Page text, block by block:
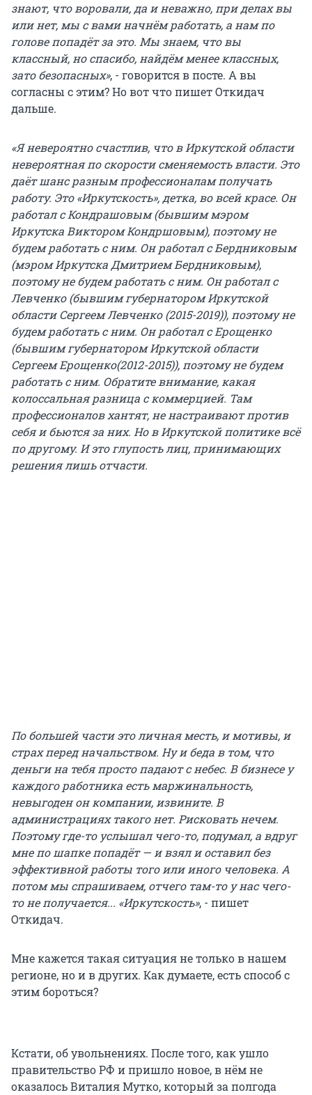
знают, что воровали, да и неважно, при делах вы
или нет, мы с вами начнём работать, а нам по
голове попадёт за это. Мы знаем, что вы
классный, но спасибо, найдём менее классных,
зато безопасных», - говорится в посте. А вы
согласны с этим? Но вот что пишет Откидач
дальше.
«Я невероятно счастлив, что в Иркутской области
невероятная по скорости сменяемость власти. Это
даёт шанс разным профессионалам получать
работу. Это «Иркутскость», детка, во всей красе. Он
работал с Кондрашовым(бывшим мэром
Иркутска Виктором Кондршовым), поэтому не
будем работать с ним. Он работал с Бердниковым
(мэром Иркутска Дмитрием Бердниковым),
поэтому не будем работать с ним. Он работал с
Левченко(бывшим губернатором Иркутской
области Сергеем Левченко (2015-2019)), поэтому не
будем работать с ним. Он работал с Ерощенко
(бывшим губернатором Иркутской области
Сергеем Ерощенко(2012-2015)), поэтому не будем
работать с ним. Обратите внимание, какая
колоссальная разница с коммерцией. Там
профессионалов хантят, не настраивают против
себя и бьются за них. Но в Иркутской политике всё
по другому. И это глупость лиц, принимающих
решения лишь отчасти.
По большей части это личная месть, и мотивы, и
страх перед начальством. Ну и беда в том, что
деньги на тебя просто падают с небес. В бизнесе у
каждого работника есть маржинальность,
невыгоден он компании, извините. В
администрациях такого нет. Рисковать нечем.
Поэтому где-то услышал чего-то, подумал, а вдруг
мне по шапке попадёт — и взял и оставил без
эффективной работы того или иного человека. А
потом мы спрашиваем, отчего там-то у нас чего-
то не получается... «Иркутскость», - пишет
Откидач.
Мне кажется такая ситуация не только в нашем
регионе, но и в других. Как думаете, есть способ с
этим бороться?
Кстати, об увольнениях. После того, как ушло
правительство РФ и пришло новое, в нём не
оказалось Виталия Мутко, который за полгода